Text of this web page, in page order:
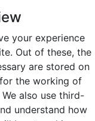
your experience
Out of these, the
are stored on
the working of
also use third-
understand how